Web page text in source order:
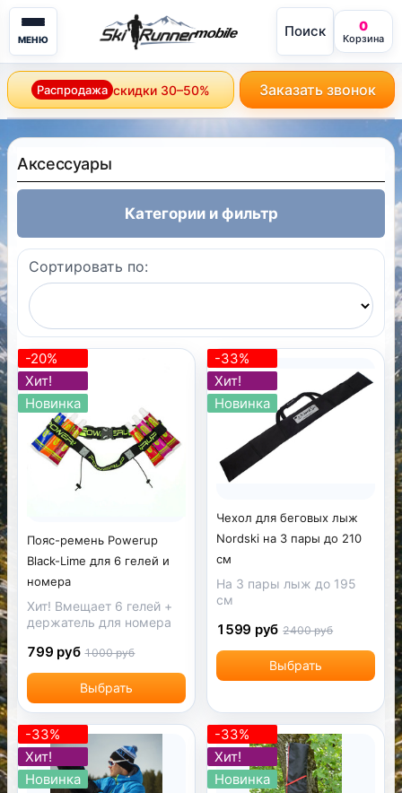
МЕНЮ mobile Поиск 0
Корзина
Распродажа скидки 30–50% Заказать звонок
Аксессуары
Категории и фильтр
Сортировать по:
-20%
Хит!
Новинка
Пояс-ремень Powerup
Black-Lime для 6 гелей и
номера
Хит! Вмещает 6 гелей +
держатель для номера
Выбрать
799 руб 1000 руб
-33%
Хит!
Новинка
Чехол для беговых лыж
Nordski на 3 пары до 210
см
На 3 пары лыж до 195
см
Выбрать
1599 руб 2400 руб
-33%
Хит!
Новинка
-33%
Хит!
Новинка